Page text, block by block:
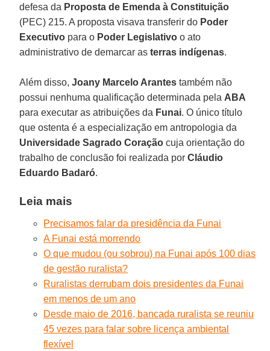
defesa da Proposta de Emenda à Constituição
(PEC) 215. A proposta visava transferir do Poder
Executivo para o Poder Legislativo o ato
administrativo de demarcar asterras indígenas.
Além disso,Joany Marcelo Arantes também não
possui nenhuma qualificação determinada pela ABA
para executar as atribuições da Funai. O único título
que ostenta é a especialização em antropologia da
Universidade Sagrado Coração cuja orientação do
trabalho de conclusão foi realizada porCláudio
Eduardo Badaró.
Leia mais
Precisamos falar da presidência da Funai
A Funai está morrendo
O que mudou (ou sobrou) na Funai após 100 dias
de gestão ruralista?
Ruralistas derrubam dois presidentes da Funai
em menos de um ano
Desde maio de 2016, bancada ruralista se reuniu
45 vezes para falar sobre licença ambiental
flexível